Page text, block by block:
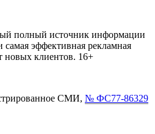
полный источник информации
эффективная рекламная
новых клиентов. 16+
СМИ, № ФС77-86329